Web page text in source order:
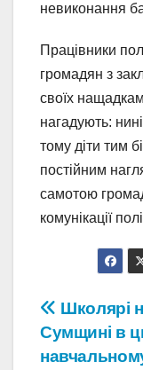
невиконання
Працівники
громадян з
своїх
нагадують:
тому діти тим
постійним
самотою
комунікації
записів
Школярі
Сумщині в